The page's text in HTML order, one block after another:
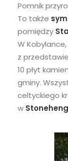
Pomnik
To także
pomiędzy
W
z
10 płyt
gminy.
celtyckiego
w